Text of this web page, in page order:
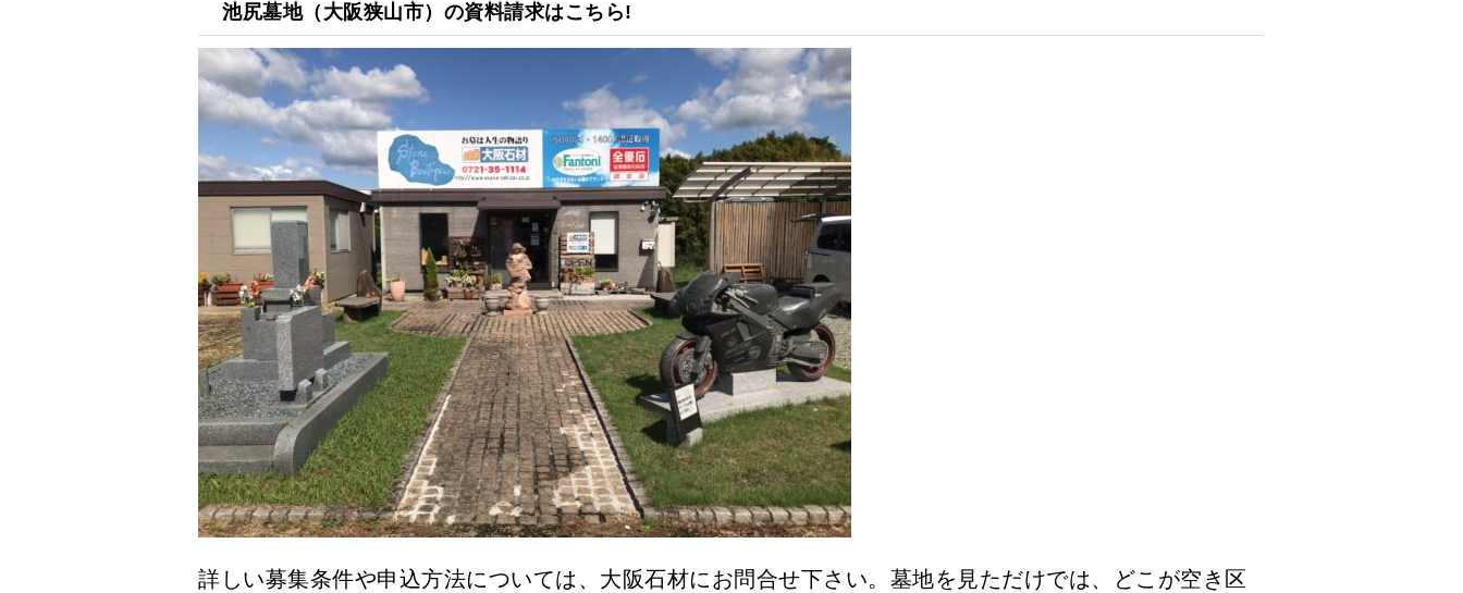
池尻墓地（大阪狭山市）の資料請求はこちら!
詳しい募集条件や申込方法については、大阪石材にお問合せ下さい。墓地を見ただけでは、どこが空き区